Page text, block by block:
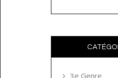
3e Genre